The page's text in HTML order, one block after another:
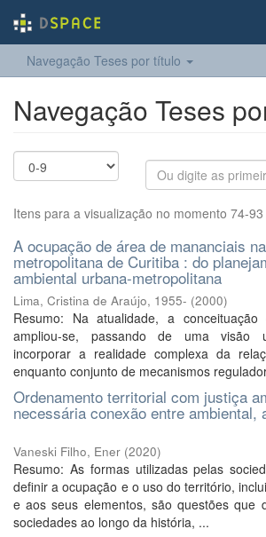
Navegação Teses por título
Navegação Teses
Itens para a visualização no momento 74-
A ocupação de área de mananciais
metropolitana de Curitiba : do
ambiental urbana-metropolitana
Lima, Cristina de Araújo, 1955- (2000)
Resumo: Na atualidade, a conceituação
ampliou-se, passando de uma visão
incorporar a realidade complexa da
enquanto conjunto de mecanismos
Ordenamento territorial com justiça
necessária conexão entre ambiental,
Vaneski Filho, Ener (2020)
Resumo: As formas utilizadas pelas
definir a ocupação e o uso do território,
e aos seus elementos, são questões que
sociedades ao longo da história, ...